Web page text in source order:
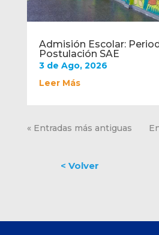
Admisión Escolar:
Postulación SAE
3 de Ago, 2026
Leer Más
« Entradas más antiguas